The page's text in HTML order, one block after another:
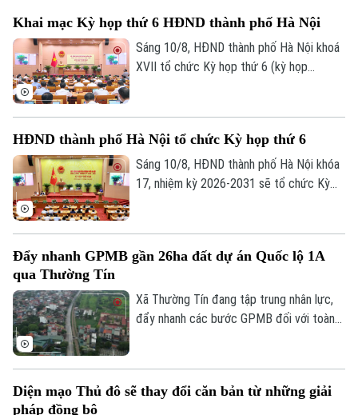
Khai mạc Kỳ họp thứ 6 HĐND thành phố Hà Nội
Sáng 10/8, HĐND thành phố Hà Nội khoá
XVII tổ chức Kỳ họp thứ 6 (kỳ họp
HĐND thành phố Hà Nội tổ chức Kỳ họp thứ 6
Sáng 10/8, HĐND thành phố Hà Nội khóa
17, nhiệm kỳ 2026-2031 sẽ tổ chức Kỳ
Đẩy nhanh GPMB gần 26ha đất dự án Quốc lộ 1A
qua Thường Tín
Xã Thường Tín đang tập trung nhân lực,
đẩy nhanh các bước GPMB đối với toàn
Diện mạo Thủ đô sẽ thay đổi căn bản từ những giải
pháp đồng bộ